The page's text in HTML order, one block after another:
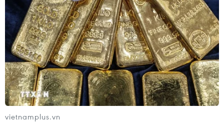
Thượng tướng Nguyễn Tân Cương, Tổng Tham mưu trưởng,
Thứ trưởng Bộ Quốc phòng và lãnh đạo các cơ quan, đơn vị
thuộc Bộ Quốc phòng kiểm tra dụng cụ, quân trang của lực
lượng quân y trước khi lên đường. (Ảnh: Trọng Đức/TTXVN)
vietnamplus.vn